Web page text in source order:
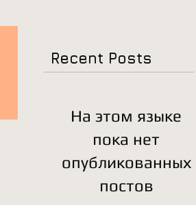
Recent Posts
На этом языке
пока нет
опубликованных
постов